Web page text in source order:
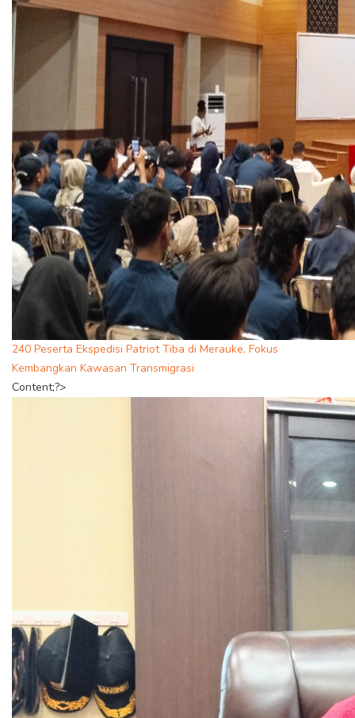
240 Peserta Ekspedisi Patriot Tiba di Merauke, Fokus
Kembangkan Kawasan Transmigrasi
Content;?>